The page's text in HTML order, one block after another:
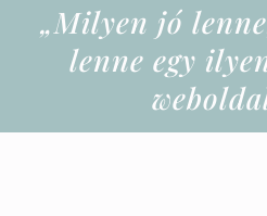
„Milyen jó
lenne egy